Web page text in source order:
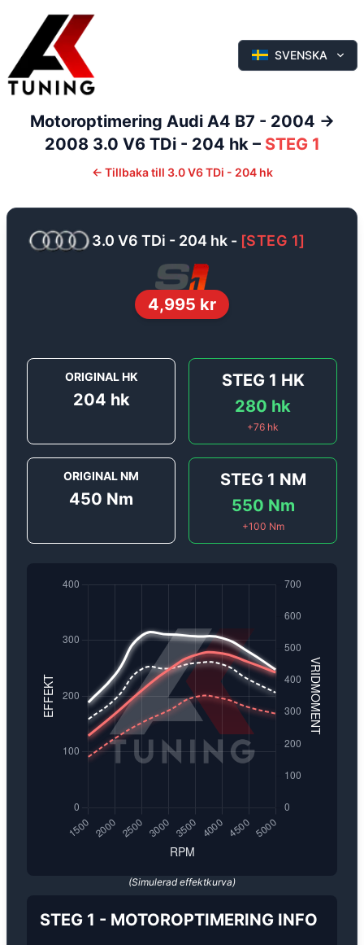
SVENSKA
Motoroptimering Audi A4 B7 - 2004 ->
2008 3.0 V6 TDi - 204 hk– STEG 1
← Tillbaka till 3.0 V6 TDi - 204 hk
3.0 V6 TDi - 204 hk - [STEG 1]
4,995 kr
ORIGINAL HK
204 hk
STEG 1 HK
280 hk
+76 hk
ORIGINAL NM
450 Nm
STEG 1 NM
550 Nm
+100 Nm
(Simulerad effektkurva)
STEG 1 - MOTOROPTIMERING INFO